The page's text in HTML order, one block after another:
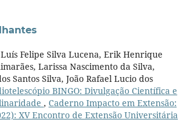
Felipe Silva Lucena, Erik Henrique
Larissa Nascimento da Silva,
Santos Silva, João Rafael Lucio dos
BINGO: Divulgação Científica e
, Caderno Impacto em Extensão:
XV Encontro de Extensão Universitária